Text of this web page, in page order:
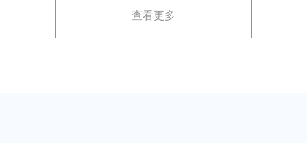
展示方案，以最大化媒体报道和消费者关注。
查看更多